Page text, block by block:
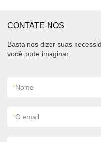
CONTATE-NOS
Basta nos dizer suas
você pode imaginar.
*Nome
*O email